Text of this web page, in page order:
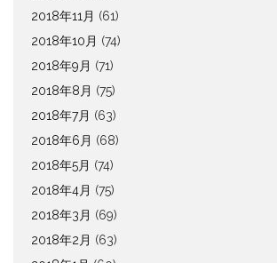
2018年11月 (61)
2018年10月 (74)
2018年9月 (71)
2018年8月 (75)
2018年7月 (63)
2018年6月 (68)
2018年5月 (74)
2018年4月 (75)
2018年3月 (69)
2018年2月 (63)